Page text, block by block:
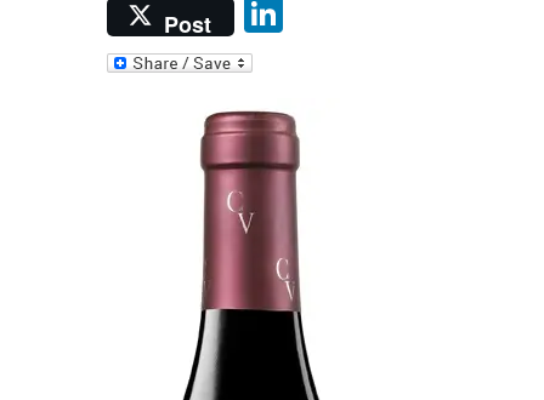
Post
e
dI
n